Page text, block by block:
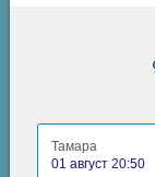
Тамара
01 август 20:50